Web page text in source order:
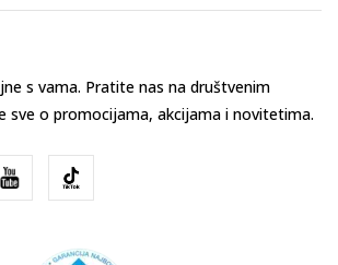
s vama. Pratite nas na društvenim
sve o promocijama, akcijama i novitetima.